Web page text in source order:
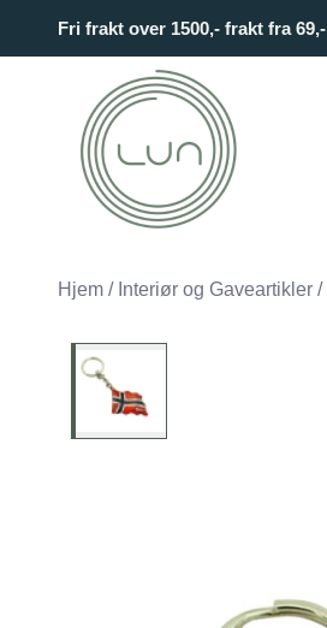
Fri frakt over 1500,- frakt fra 69,-
Hjem / Interiør og Gaveartikler /